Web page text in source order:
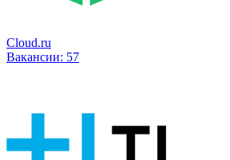
Cloud.ru
Вакансии: 57